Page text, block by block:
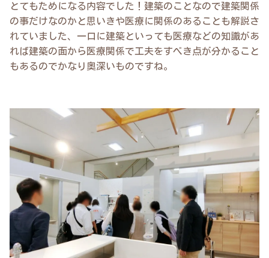
とてもためになる内容でした！建築のことなので建築関係
の事だけなのかと思いきや医療に関係のあることも解説さ
れていました、一口に建築といっても医療などの知識があ
れば建築の面から医療関係で工夫をすべき点が分かること
もあるのでかなり奥深いものですね。